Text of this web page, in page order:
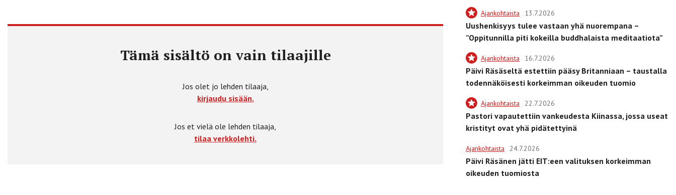
Tämä sisältö on vain tilaajille
Jos olet jo lehden tilaaja,
kirjaudu sisään.
Jos et vielä ole lehden tilaaja,
tilaa verkkolehti.
Ajankohtaista 13.7.2026
Uushenkisyys tulee vastaan yhä nuorempana –
”Oppitunnilla piti kokeilla buddhalaista meditaatiota”
Ajankohtaista 16.7.2026
Päivi Räsäseltä estettiin pääsy Britanniaan – taustalla
todennäköisesti korkeimman oikeuden tuomio
Ajankohtaista 22.7.2026
Pastori vapautettiin vankeudesta Kiinassa, jossa useat
kristityt ovat yhä pidätettyinä
Ajankohtaista 24.7.2026
Päivi Räsänen jätti EIT:een valituksen korkeimman
oikeuden tuomiosta